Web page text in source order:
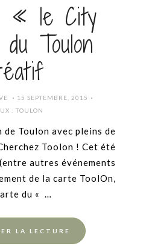
« le City
Toulon
POSTED
ON
15 SEPTEMBRE, 2015
: TOULON
de Toulon avec pleins de
Toolon ! Cet été
autres événements
de la carte ToolOn,
du « …
LA LECTURE